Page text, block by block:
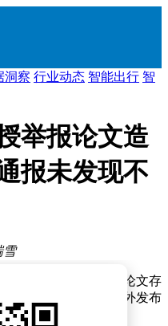
洞察 行业动态 智能出行 智
举报论文造
报未发现不
雪
举报作家蒋方舟硕士论文存
过详细调查后正式对外发布
何学术不端行为。